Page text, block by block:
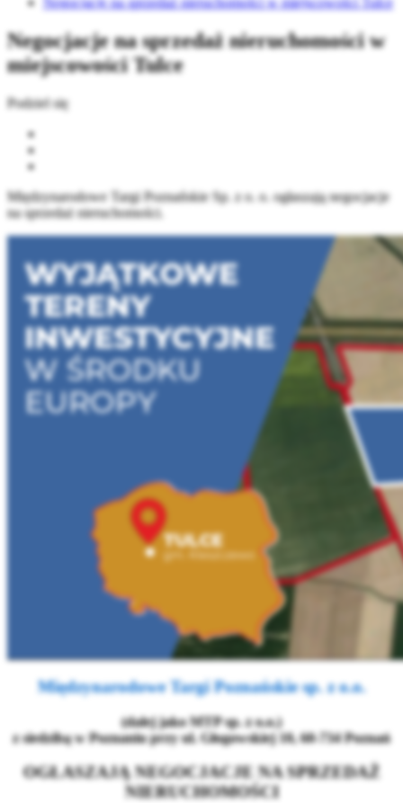
Negocjacje na sprzedaż nieruchomości w
miejscowości Tulce
Podziel się
Międzynarodowe Targi Poznańskie Sp. z o. o. ogłaszają negocjacje
na sprzedaż nieruchomości.
Międzynarodowe Targi Poznańskie sp. z o.o.
(dalej jako MTP sp. z o.o.)
z siedzibą w Poznaniu przy ul. Głogowskiej 10, 60-734 Poznań
OGŁASZAJĄ NEGOCJACJE NA SPRZEDAŻ
NIERUCHOMOŚCI